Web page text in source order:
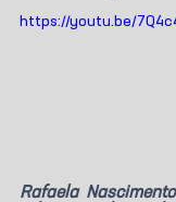
https://youtu.be/
Rafaela